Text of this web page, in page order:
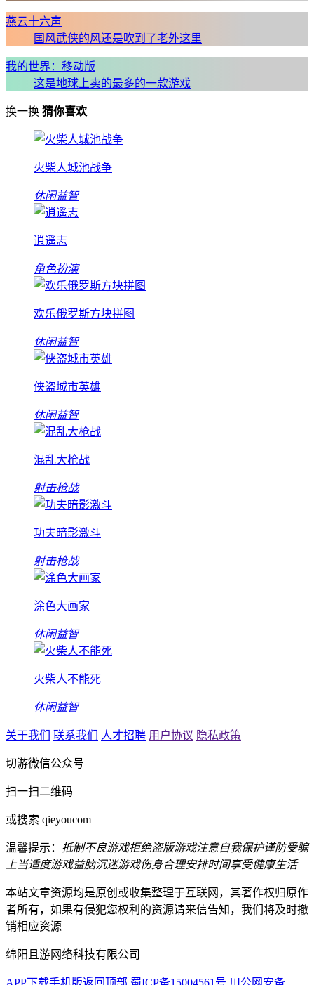
燕云十六声
国风武侠的风还是吹到了老外这里
我的世界：移动版
这是地球上卖的最多的一款游戏
换一换 猜你喜欢
火柴人城池战争
休闲益智
逍遥志
角色扮演
欢乐俄罗斯方块拼图
休闲益智
侠盗城市英雄
休闲益智
混乱大枪战
射击枪战
功夫暗影激斗
射击枪战
涂色大画家
休闲益智
火柴人不能死
休闲益智
关于我们 联系我们 人才招聘 用户协议 隐私政策
切游微信公众号
扫一扫二维码
或搜索 qieyoucom
温馨提示： 抵制不良游戏拒绝盗版游戏注意自我保护谨防受骗
上当适度游戏益脑沉迷游戏伤身合理安排时间享受健康生活
本站文章资源均是原创或收集整理于互联网，其著作权归原作
者所有，如果有侵犯您权利的资源请来信告知，我们将及时撤
销相应资源
绵阳且游网络科技有限公司
APP下载手机版返回顶部 蜀ICP备15004561号 川公网安备